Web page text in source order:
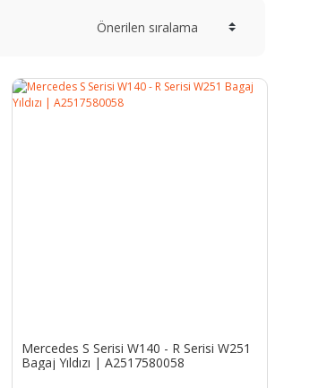
Mercedes S Serisi W140 - R Serisi W251
Bagaj Yıldızı | A2517580058